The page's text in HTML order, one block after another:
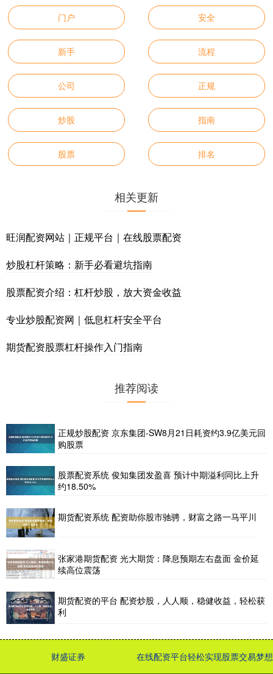
门户 安全
新手 流程
公司 正规
炒股 指南
股票 排名
相关更新
旺润配资网站｜正规平台｜在线股票配资
炒股杠杆策略：新手必看避坑指南
股票配资介绍：杠杆炒股，放大资金收益
专业炒股配资网｜低息杠杆安全平台
期货配资股票杠杆操作入门指南
推荐阅读
正规炒股配资 京东集团-SW8月21日耗资约3.9亿美元回
购股票
股票配资系统 俊知集团发盈喜 预计中期溢利同比上升
约18.50%
期货配资系统 配资助你股市驰骋，财富之路一马平川
张家港期货配资 光大期货：降息预期左右盘面 金价延
续高位震荡
期货配资的平台 配资炒股，人人顺，稳健收益，轻松获
利
财盛证券 在线配资平台轻松实现股票交易梦想